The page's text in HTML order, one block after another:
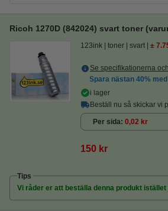
Ricoh 1270D (842024) svart toner
123ink toner svart ±
Se specifikationerna
Spara nästan 40%
i lager
Beställ nu så skickar vi
Per sida 0,02 kr
150 kr
Tips
Vi råder er att beställa denna produkt